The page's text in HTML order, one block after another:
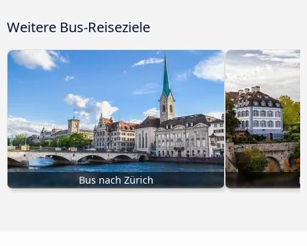
Weitere Bus-Reiseziele
Bus nach Zürich